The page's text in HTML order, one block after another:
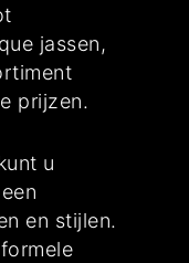
jassen,
prijzen.
u
en stijlen.